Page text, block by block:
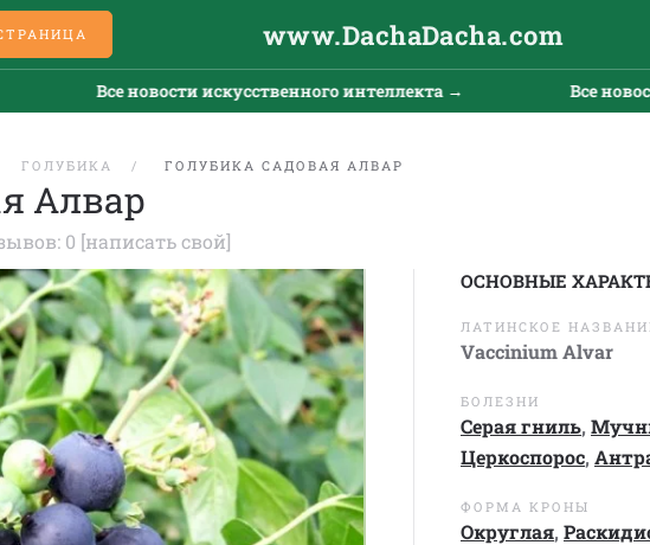
www.DachaDacha.com
Все новости искусственного интеллекта → Все новости
ГОЛУБИКА ГОЛУБИКА САДОВАЯ АЛВАР
Алвар
0 [написать свой]
ОСНОВНЫЕ
ЛАТИНСКОЕ
Vaccinium Alvar
БОЛЕЗНИ
Серая гниль,
Церкоспорос,
ФОРМА КРОНЫ
Округлая,